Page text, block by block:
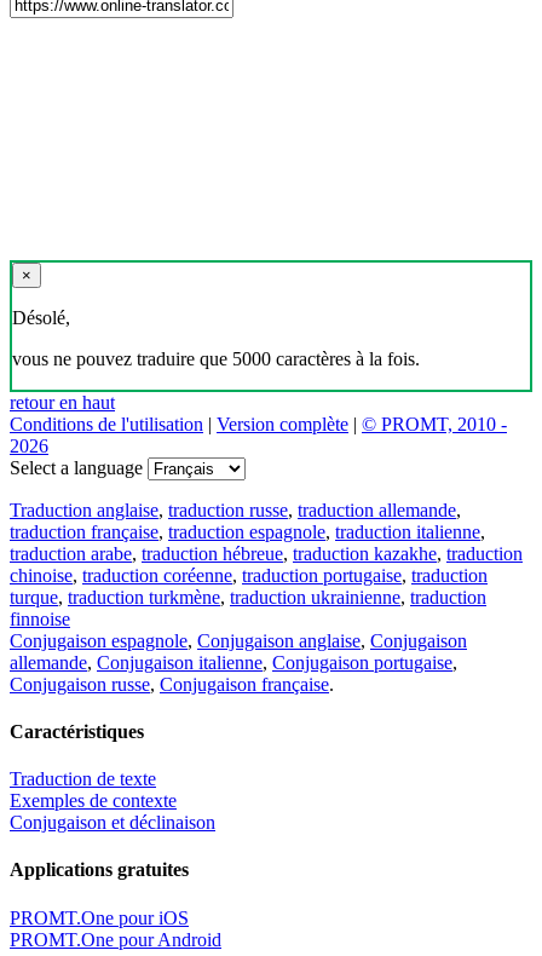
×
Désolé,
vous ne pouvez traduire que 5000 caractères à la fois.
retour en haut
Conditions de l'utilisation | Version complète | © PROMT, 2010 -
2026
Select a language
Traduction anglaise, traduction russe, traduction allemande,
traduction française, traduction espagnole, traduction italienne,
traduction arabe, traduction hébreue, traduction kazakhe, traduction
chinoise, traduction coréenne, traduction portugaise, traduction
turque, traduction turkmène, traduction ukrainienne, traduction
finnoise
Conjugaison espagnole, Conjugaison anglaise, Conjugaison
allemande, Conjugaison italienne, Conjugaison portugaise,
Conjugaison russe, Conjugaison française.
Caractéristiques
Traduction de texte
Exemples de contexte
Conjugaison et déclinaison
Applications gratuites
PROMT.One pour iOS
PROMT.One pour Android